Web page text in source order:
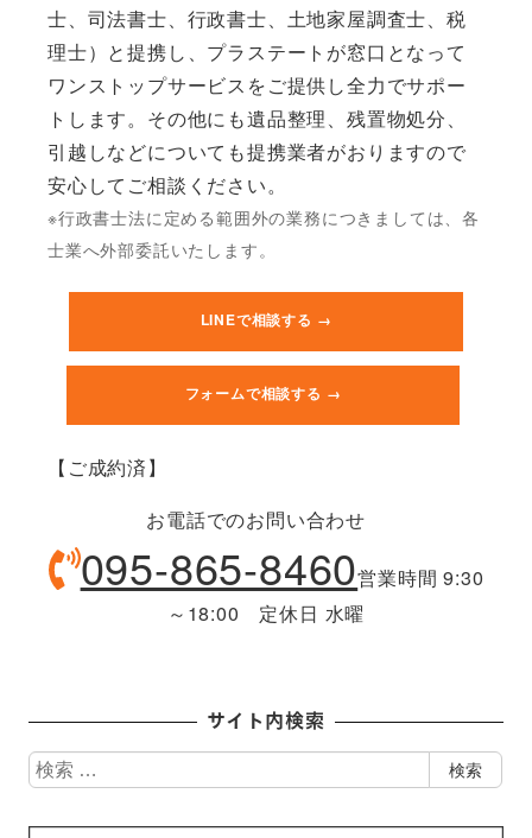
士、司法書士、行政書士、土地家屋調査士、税
理士）と提携し、プラステートが窓口となって
ワンストップサービスをご提供し全力でサポー
トします。その他にも遺品整理、残置物処分、
引越しなどについても提携業者がおりますので
安心してご相談ください。
※行政書士法に定める範囲外の業務につきましては、各
士業へ外部委託いたします。
LINEで相談する →
フォームで相談する →
【ご成約済】
お電話でのお問い合わせ
095-865-8460営業時間 9:30
～18:00 定休日 水曜
サイト内検索
検
索
検索